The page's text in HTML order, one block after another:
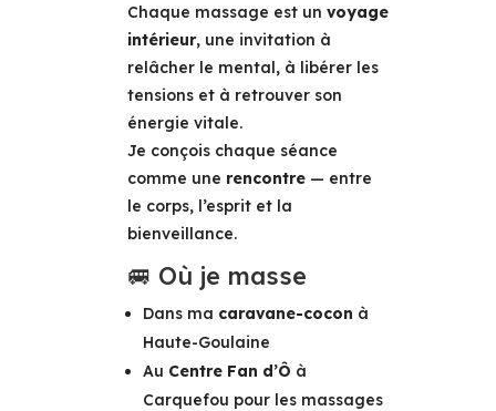
Chaque massage est un voyage
intérieur, une invitation à
relâcher le mental, à libérer les
tensions et à retrouver son
énergie vitale.
Je conçois chaque séance
comme une rencontre— entre
le corps, l’esprit et la
bienveillance.
🚐 Où je masse
Dans ma caravane-cocon à
Haute-Goulaine
Au Centre Fan d’Ô à
Carquefou pour les massages